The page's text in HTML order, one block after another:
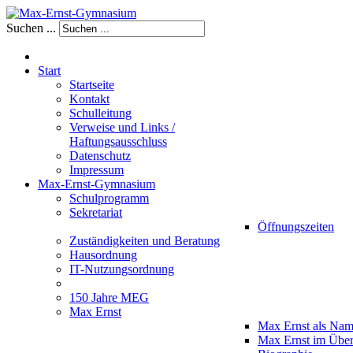
Suchen ...
Start
Startseite
Kontakt
Schulleitung
Verweise und Links /
Haftungsausschluss
Datenschutz
Impressum
Max-Ernst-Gymnasium
Schulprogramm
Sekretariat
Öffnungszeiten
Zuständigkeiten und Beratung
Hausordnung
IT-Nutzungsordnung
150 Jahre MEG
Max Ernst
Max Ernst als
Max Ernst im